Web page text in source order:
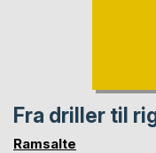
Fra driller til
Ramsalte